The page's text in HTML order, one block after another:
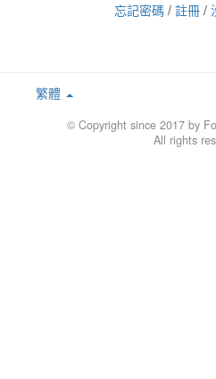
忘記密碼 / 註冊 /
繁體
© Copyright since 2017 by
All rights